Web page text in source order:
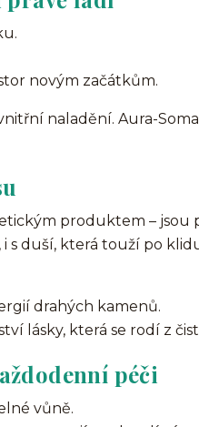
novým začátkům.
naladění. Aura-
produktem – jsou
s duší, která touží po
drahých kamenů.
lásky, která se rodí z
péči
vůně.